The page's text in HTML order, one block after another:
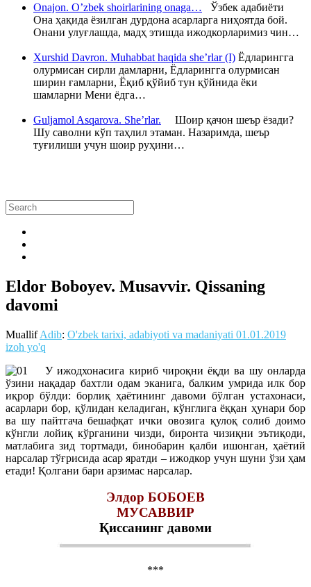
Onajon. O’zbek shoirlarining onaga… Ўзбек адабиёти
Она ҳақида ёзилган дурдона асарларга ниҳоятда бой.
Онани улуғлашда, мадҳ этишда ижодкорларимиз чин…
Xurshid Davron. Muhabbat haqida she’rlar (I) Ёдларингга
олурмисан сирли дамларни, Ёдларингга олурмисан
ширин ғамларни, Ёқиб қўйиб тун қўйнида ёки
шамларни Мени ёдга…
Guljamol Asqarova. She’rlar. Шоир қачон шеър ёзади?
Шу саволни кўп таҳлил этаман. Назаримда, шеър
туғилиши учун шоир руҳини…
Eldor Boboyev. Musavvir. Qissaning
davomi
MuallifAdib: O'zbek tarixi, adabiyoti va madaniyati 01.01.2019
izoh yo'q
У ижодхонасига кириб чироқни ёқди ва шу онларда
ўзини нақадар бахтли одам эканига, балким умрида илк бор
иқрор бўлди: борлиқ ҳаётининг давоми бўлган устахонаси,
асарлари бор, қўлидан келадиган, кўнглига ёққан ҳунари бор
ва шу пайтгача бешафқат ички овозига қулоқ солиб доимо
кўнгли лойиқ кўрганини чизди, биронта чизиқни эътиқоди,
матлабига зид тортмади, бинобарин қалби ишонган, ҳаётий
нарсалар тўғрисида асар яратди – ижодкор учун шуни ўзи ҳам
етади! Қолгани бари арзимас нарсалар.
Элдор БОБОЕВ
МУСАВВИР
Қиссанинг давоми
***